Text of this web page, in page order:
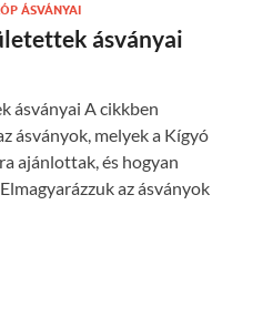
ÁSVÁNYAI
ásványai
ásványai A cikkben
ásványok, melyek a Kígyó
ajánlottak, és hogyan
az ásványok